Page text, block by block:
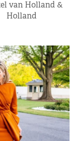
van Holland &
Holland